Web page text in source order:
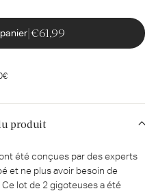
|€61,99
produit
été conçues par des experts
et ne plus avoir besoin de
lot de 2 gigoteuses a été